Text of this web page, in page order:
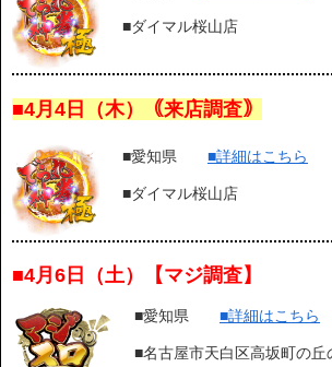
■ダイマル桜山店
■4月4日（木）｟来店調査｠
■愛知県 ■詳細はこちら
■ダイマル桜山店
■4月6日（土）【マジ調査】
■愛知県 ■詳細はこちら
■名古屋市天白区高坂町の丘